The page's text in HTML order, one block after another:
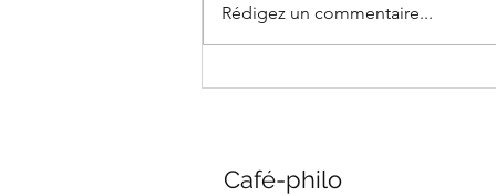
Rédigez un commentaire...
Café-philo